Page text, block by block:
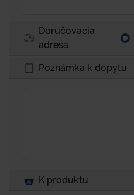
Doručovacia
adresa
Poznámka k dopytu
K produktu